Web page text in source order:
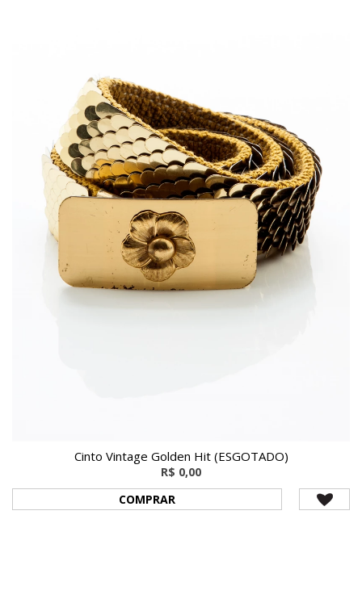
Cinto Vintage Golden Hit (ESGOTADO)
R$ 0,00
COMPRAR